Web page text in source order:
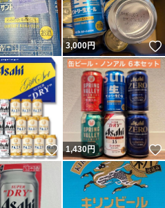
3,000円
いいね！
1,430円